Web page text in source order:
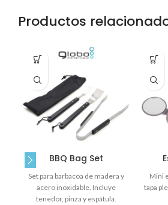
Productos
BBQ Bag Set
Set para barbacoa de madera y
acero inoxidable. Incluye
tenedor, pinza y espátula.
Mini
tapa